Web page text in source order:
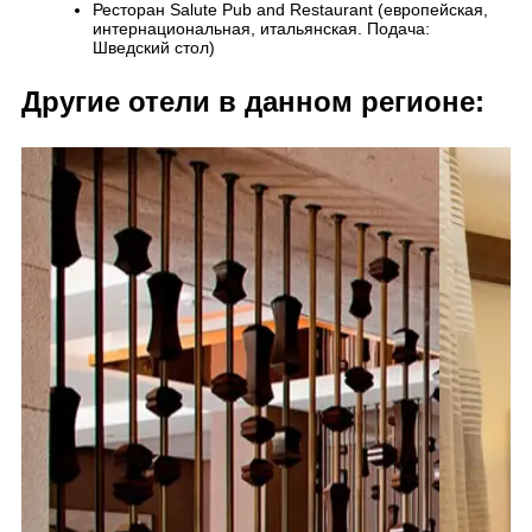
Ресторан Salute Pub and Restaurant (европейская,
интернациональная, итальянская. Подача:
Шведский стол)
Другие отели в данном регионе: